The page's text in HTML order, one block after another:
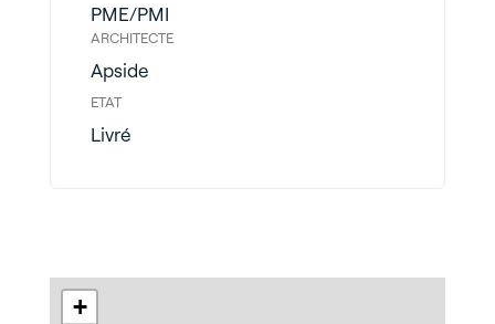
PME/PMI
ARCHITECTE
Apside
ETAT
Livré
+